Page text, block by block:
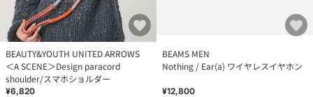
BEAUTY&YOUTH UNITED ARROWS
＜A SCENE＞Design paracord
shoulder/スマホショルダー
¥6,820
BEAMS MEN
Nothing / Ear(a) ワイヤレスイヤホン
¥12,800